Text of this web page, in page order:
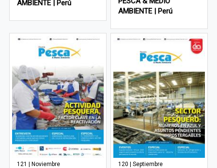
AMBIENTE | Perú
AMBIENTE | Perú
121 | Noviembre
120 | Septiembre